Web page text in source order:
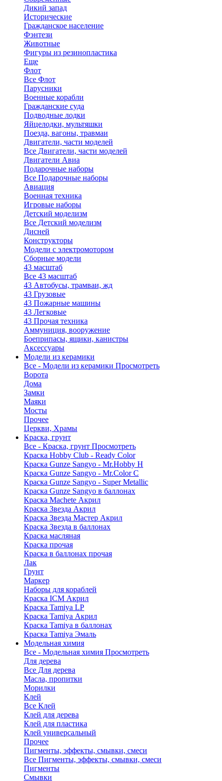
Дикий запад
Исторические
Гражданское население
Фэнтези
Животные
Фигуры из резинопластика
Еще
Флот
Все Флот
Парусники
Военные корабли
Гражданские суда
Подводные лодки
Яйцелодки, мультяшки
Поезда, вагоны, травмаи
Двигатели, части моделей
Все Двигатели, части моделей
Двигатели Авиа
Подарочные наборы
Все Подарочные наборы
Авиация
Военная техника
Игровые наборы
Детский моделизм
Все Детский моделизм
Дисней
Конструкторы
Модели с электромотором
Сборные модели
43 масштаб
Все 43 масштаб
43 Автобусы, трамваи, жд
43 Грузовые
43 Пожарные машины
43 Легковые
43 Прочая техника
Аммуниция, вооружение
Боеприпасы, ящики, канистры
Аксессуары
Модели из керамики
Все - Модели из керамики Просмотреть
Ворота
Дома
Замки
Маяки
Мосты
Прочее
Церкви, Храмы
Краска, грунт
Все - Краска, грунт Просмотреть
Краска Hobby Club - Ready Color
Краска Gunze Sangyo - Mr.Hobby H
Краска Gunze Sangyo - Mr.Color C
Краска Gunze Sangyo - Super Metallic
Краска Gunze Sangyo в баллонах
Краска Machete Акрил
Краска Звезда Акрил
Краска Звезда Мастер Акрил
Краска Звезда в баллонах
Краска масляная
Краска прочая
Краска в баллонах прочая
Лак
Грунт
Маркер
Наборы для кораблей
Краска ICM Акрил
Краска Tamiya LP
Краска Tamiya Акрил
Краска Tamiya в баллонах
Краска Tamiya Эмаль
Модельная химия
Все - Модельная химия Просмотреть
Для дерева
Все Для дерева
Масла, пропитки
Морилки
Клей
Все Клей
Клей для дерева
Клей для пластика
Клей универсальный
Прочее
Пигменты, эффекты, смывки, смеси
Все Пигменты, эффекты, смывки, смеси
Пигменты
Смывки